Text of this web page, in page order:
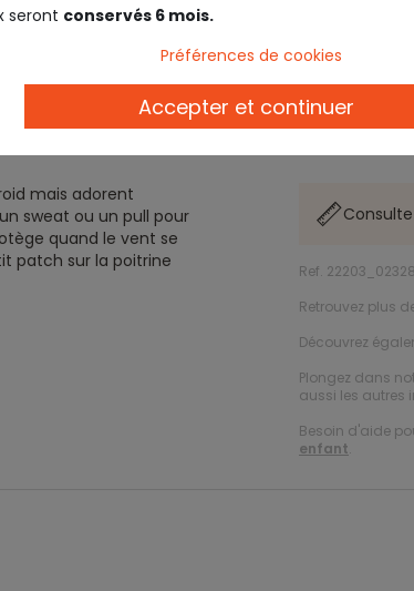
Description
mais adorent
sweat ou un pull pour
quand le vent se
patch sur la poitrine
Ref. 22203_02328
Retrouvez plus
Découvrez
Plongez dans
aussi les autres
Besoin d'aide
enfant.
seront conservés 6 mois.
Préférences de cookies
Accepter et continuer